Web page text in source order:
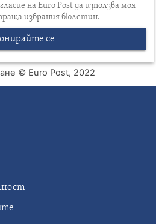
на Euro Post да използва моя
избрания бюлетин.
се
© Euro Post, 2022